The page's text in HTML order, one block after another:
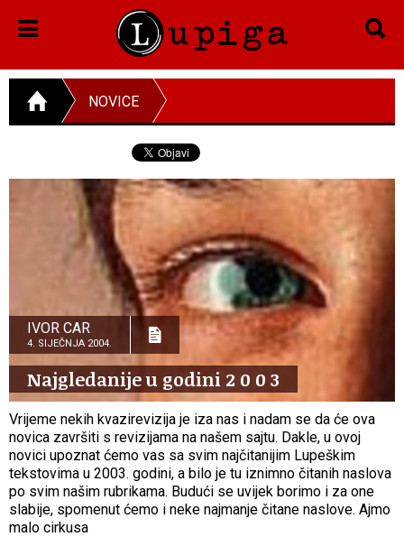
NOVICE
IVOR CAR
4. SIJEČNJA 2004.
Najgledanije u godini 2 0 0 3
Vrijeme nekih kvazirevizija je iza nas i nadam se da će ova
novica završiti s revizijama na našem sajtu. Dakle, u ovoj
novici upoznat ćemo vas sa svim najčitanijim Lupeškim
tekstovima u 2003. godini, a bilo je tu iznimno čitanih naslova
po svim našim rubrikama. Budući se uvijek borimo i za one
slabije, spomenut ćemo i neke najmanje čitane naslove. Ajmo
malo cirkusa